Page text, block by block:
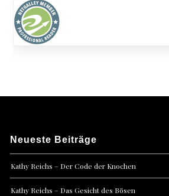
Neueste Beiträge
Kathy Reichs – Der Code der Knochen
Kathy Reichs – Das Gesicht des Bösen